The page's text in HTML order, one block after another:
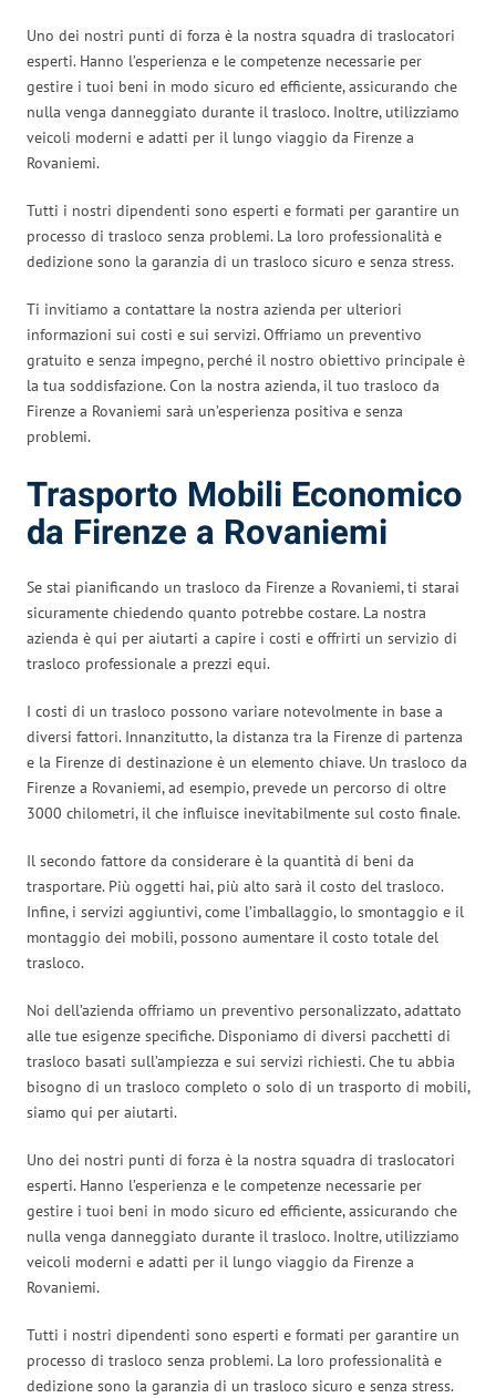
Uno dei nostri punti di forza è la nostra squadra di traslocatori
esperti. Hanno l’esperienza e le competenze necessarie per
gestire i tuoi beni in modo sicuro ed efficiente, assicurando che
nulla venga danneggiato durante il trasloco. Inoltre, utilizziamo
veicoli moderni e adatti per il lungo viaggio da Firenze a
Rovaniemi.
Tutti i nostri dipendenti sono esperti e formati per garantire un
processo di trasloco senza problemi. La loro professionalità e
dedizione sono la garanzia di un trasloco sicuro e senza stress.
Ti invitiamo a contattare la nostra azienda per ulteriori
informazioni sui costi e sui servizi. Offriamo un preventivo
gratuito e senza impegno, perché il nostro obiettivo principale è
la tua soddisfazione. Con la nostra azienda, il tuo trasloco da
Firenze a Rovaniemi sarà un’esperienza positiva e senza
problemi.
Trasporto Mobili Economico
da Firenze a Rovaniemi
Se stai pianificando un trasloco da Firenze a Rovaniemi, ti starai
sicuramente chiedendo quanto potrebbe costare. La nostra
azienda è qui per aiutarti a capire i costi e offrirti un servizio di
trasloco professionale a prezzi equi.
I costi di un trasloco possono variare notevolmente in base a
diversi fattori. Innanzitutto, la distanza tra la Firenze di partenza
e la Firenze di destinazione è un elemento chiave. Un trasloco da
Firenze a Rovaniemi, ad esempio, prevede un percorso di oltre
3000 chilometri, il che influisce inevitabilmente sul costo finale.
Il secondo fattore da considerare è la quantità di beni da
trasportare. Più oggetti hai, più alto sarà il costo del trasloco.
Infine, i servizi aggiuntivi, come l’imballaggio, lo smontaggio e il
montaggio dei mobili, possono aumentare il costo totale del
trasloco.
Noi dell’azienda offriamo un preventivo personalizzato, adattato
alle tue esigenze specifiche. Disponiamo di diversi pacchetti di
trasloco basati sull’ampiezza e sui servizi richiesti. Che tu abbia
bisogno di un trasloco completo o solo di un trasporto di mobili,
siamo qui per aiutarti.
Uno dei nostri punti di forza è la nostra squadra di traslocatori
esperti. Hanno l’esperienza e le competenze necessarie per
gestire i tuoi beni in modo sicuro ed efficiente, assicurando che
nulla venga danneggiato durante il trasloco. Inoltre, utilizziamo
veicoli moderni e adatti per il lungo viaggio da Firenze a
Rovaniemi.
Tutti i nostri dipendenti sono esperti e formati per garantire un
processo di trasloco senza problemi. La loro professionalità e
dedizione sono la garanzia di un trasloco sicuro e senza stress.